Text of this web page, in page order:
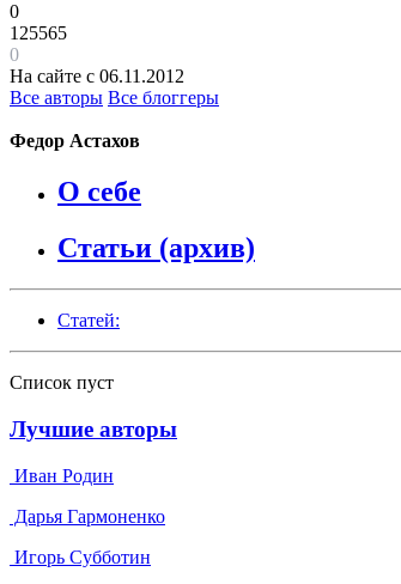
0
125565
0
На сайте с 06.11.2012
Все авторы Все блоггеры
Федор Астахов
О себе
Статьи (архив)
Статей:
Список пуст
Лучшие авторы
Иван Родин
Дарья Гармоненко
Игорь Субботин